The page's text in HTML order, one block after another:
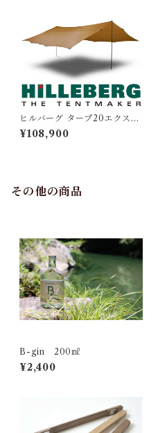
ヒルバーグ タープ20エクスペ
ディション サンド XP
¥108,900
その他の商品
B-gin 200㎖
¥2,400